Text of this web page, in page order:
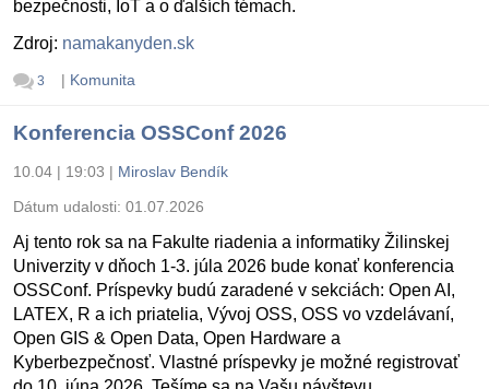
bezpečnosti, IoT a o ďalších témach.
Zdroj: namakanyden.sk
3 | Komunita
Konferencia OSSConf 2026
10.04 | 19:03 | Miroslav Bendík
Dátum udalosti: 01.07.2026
Aj tento rok sa na Fakulte riadenia a informatiky Žilinskej
Univerzity v dňoch 1-3. júla 2026 bude konať konferencia
OSSConf. Príspevky budú zaradené v sekciách: Open AI,
LATEX, R a ich priatelia, Vývoj OSS, OSS vo vzdelávaní,
Open GIS & Open Data, Open Hardware a
Kyberbezpečnosť. Vlastné príspevky je možné registrovať